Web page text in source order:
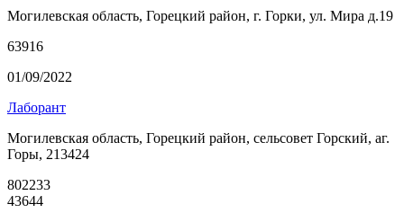
Могилевская область, Горецкий район, г. Горки, ул. Мира д.19
63916
01/09/2022
Лаборант
Могилевская область, Горецкий район, сельсовет Горский, аг.
Горы, 213424
802233
43644